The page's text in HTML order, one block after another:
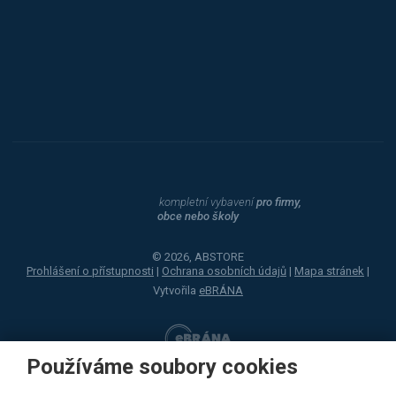
Používáme soubory cookies
kompletní vybavenípro firmy,
obce nebo školy
© 2026, ABSTORE
Prohlášení o přístupnosti | Ochrana osobních údajů | Mapa stránek |
Vytvořila eBRÁNA